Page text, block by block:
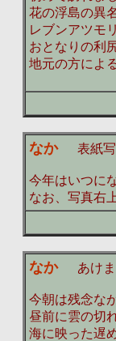
花の浮島の異
レブンアツモ
おとなりの利
地元の方によ
なか表紙写
今年はいつに
なお、写真右
なかあけまし
今朝は残念な
昼前に雲の切
海に映った遅